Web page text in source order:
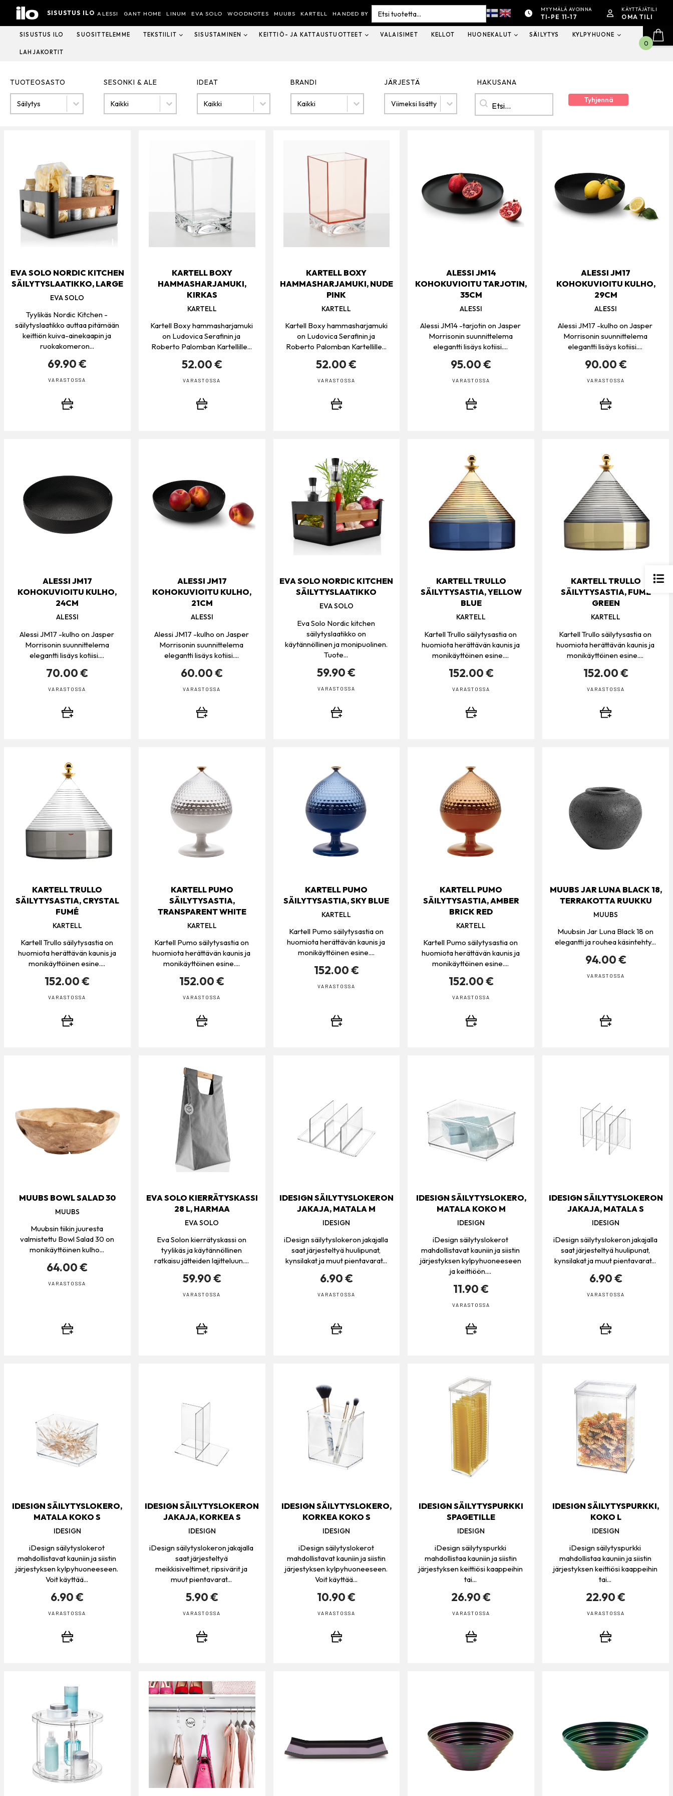
Hyppää
sisältöön
SISUSTUS ILO ALESSI GANT HOME LINUM EVA SOLO WOODNOTES MUUBS KARTELL HANDED BY
Search
for:
MYYMÄLÄ AVOINNA
TI-PE 11-17
KÄYTTÄJÄTILI
OMA TILI
SISUSTUS ILO SUOSITTELEMME TEKSTIILIT SISUSTAMINEN KEITTIÖ- JA KATTAUSTUOTTEET VALAISIMET KELLOT HUONEKALUT SÄILYTYS KYLPYHUONE
LAHJAKORTIT
TUOTEOSASTO
TUOTEOSASTO
Tuoteosasto
SESONKI & ALE
SESONKI & ALE
SESONKI & ALE
IDEAT
IDEAT
IDEAT
BRANDI
BRANDI
Brandi
JÄRJESTÄ
JÄRJESTÄ
Järjestä
HAKUSANA
HAKUSANA
Hakusana Tyhjennä
EVA SOLO NORDIC KITCHEN
SÄILYTYSLAATIKKO, LARGE
EVA SOLO
Tyylikäs Nordic Kitchen -
säilytyslaatikko auttaa pitämään
keittiön kuiva-ainekaapin ja
ruokakomeron...
69.90 €
VARASTOSSA
KARTELL BOXY
HAMMASHARJAMUKI,
KIRKAS
KARTELL
Kartell Boxy hammasharjamuki
on Ludovica Serafinin ja
Roberto Palomban Kartellille...
52.00 €
VARASTOSSA
KARTELL BOXY
HAMMASHARJAMUKI, NUDE
PINK
KARTELL
Kartell Boxy hammasharjamuki
on Ludovica Serafinin ja
Roberto Palomban Kartellille...
52.00 €
VARASTOSSA
ALESSI JM14
KOHOKUVIOITU TARJOTIN,
35CM
ALESSI
Alessi JM14 -tarjotin on Jasper
Morrisonin suunnittelema
elegantti lisäys kotiisi....
95.00 €
VARASTOSSA
ALESSI JM17
KOHOKUVIOITU KULHO,
29CM
ALESSI
Alessi JM17 -kulho on Jasper
Morrisonin suunnittelema
elegantti lisäys kotiisi....
90.00 €
VARASTOSSA
ALESSI JM17
KOHOKUVIOITU KULHO,
24CM
ALESSI
Alessi JM17 -kulho on Jasper
Morrisonin suunnittelema
elegantti lisäys kotiisi....
70.00 €
VARASTOSSA
ALESSI JM17
KOHOKUVIOITU KULHO,
21CM
ALESSI
Alessi JM17 -kulho on Jasper
Morrisonin suunnittelema
elegantti lisäys kotiisi....
60.00 €
VARASTOSSA
EVA SOLO NORDIC KITCHEN
SÄILYTYSLAATIKKO
EVA SOLO
Eva Solo Nordic kitchen
säilytyslaatikko on
käytännöllinen ja monipuolinen.
Tuote...
59.90 €
VARASTOSSA
KARTELL TRULLO
SÄILYTYSASTIA, YELLOW
BLUE
KARTELL
Kartell Trullo säilytysastia on
huomiota herättävän kaunis ja
monikäyttöinen esine....
152.00 €
VARASTOSSA
KARTELL TRULLO
SÄILYTYSASTIA, FUMÉ
GREEN
KARTELL
Kartell Trullo säilytysastia on
huomiota herättävän kaunis ja
monikäyttöinen esine....
152.00 €
VARASTOSSA
KARTELL TRULLO
SÄILYTYSASTIA, CRYSTAL
FUMÉ
KARTELL
Kartell Trullo säilytysastia on
huomiota herättävän kaunis ja
monikäyttöinen esine....
152.00 €
VARASTOSSA
KARTELL PUMO
SÄILYTYSASTIA,
TRANSPARENT WHITE
KARTELL
Kartell Pumo säilytysastia on
huomiota herättävän kaunis ja
monikäyttöinen esine....
152.00 €
VARASTOSSA
KARTELL PUMO
SÄILYTYSASTIA, SKY BLUE
KARTELL
Kartell Pumo säilytysastia on
huomiota herättävän kaunis ja
monikäyttöinen esine....
152.00 €
VARASTOSSA
KARTELL PUMO
SÄILYTYSASTIA, AMBER
BRICK RED
KARTELL
Kartell Pumo säilytysastia on
huomiota herättävän kaunis ja
monikäyttöinen esine....
152.00 €
VARASTOSSA
MUUBS JAR LUNA BLACK 18,
TERRAKOTTA RUUKKU
MUUBS
Muubsin Jar Luna Black 18 on
elegantti ja rouhea käsintehty...
94.00 €
VARASTOSSA
MUUBS BOWL SALAD 30
MUUBS
Muubsin tiikin juuresta
valmistettu Bowl Salad 30 on
monikäyttöinen kulho...
64.00 €
VARASTOSSA
EVA SOLO KIERRÄTYSKASSI
28 L, HARMAA
EVA SOLO
Eva Solon kierrätyskassi on
tyylikäs ja käytännöllinen
ratkaisu jätteiden lajitteluun....
59.90 €
VARASTOSSA
IDESIGN SÄILYTYSLOKERON
JAKAJA, MATALA M
IDESIGN
iDesign säilytyslokeron jakajalla
saat järjesteltyä huulipunat,
kynsilakat ja muut pientavarat...
6.90 €
VARASTOSSA
IDESIGN SÄILYTYSLOKERO,
MATALA KOKO M
IDESIGN
iDesign säilytyslokerot
mahdollistavat kauniin ja siistin
järjestyksen kylpyhuoneeseen
ja keittiöön....
11.90 €
VARASTOSSA
IDESIGN SÄILYTYSLOKERON
JAKAJA, MATALA S
IDESIGN
iDesign säilytyslokeron jakajalla
saat järjesteltyä huulipunat,
kynsilakat ja muut pientavarat...
6.90 €
VARASTOSSA
IDESIGN SÄILYTYSLOKERO,
MATALA KOKO S
IDESIGN
iDesign säilytyslokerot
mahdollistavat kauniin ja siistin
järjestyksen kylpyhuoneeseen.
Voit käyttää...
6.90 €
VARASTOSSA
IDESIGN SÄILYTYSLOKERON
JAKAJA, KORKEA S
IDESIGN
iDesign säilytyslokeron jakajalla
saat järjesteltyä
meikkisiveltimet, ripsivärit ja
muut pientavarat...
5.90 €
VARASTOSSA
IDESIGN SÄILYTYSLOKERO,
KORKEA KOKO S
IDESIGN
iDesign säilytyslokerot
mahdollistavat kauniin ja siistin
järjestyksen kylpyhuoneeseen.
Voit käyttää...
10.90 €
VARASTOSSA
IDESIGN SÄILYTYSPURKKI
SPAGETILLE
IDESIGN
iDesign säilytyspurkki
mahdollistaa kauniin ja siistin
järjestyksen keittiösi kaappeihin
tai...
26.90 €
VARASTOSSA
IDESIGN SÄILYTYSPURKKI,
KOKO L
IDESIGN
iDesign säilytyspurkki
mahdollistaa kauniin ja siistin
järjestyksen keittiösi kaappeihin
tai...
22.90 €
VARASTOSSA
0